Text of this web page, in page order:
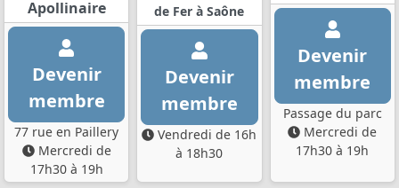
Apollinaire
Devenir
membre
77 rue en Paillery
Mercredi de
17h30 à 19h
de Fer à Saône
Devenir
membre
Vendredi de 16h
à 18h30
Devenir
membre
Passage du parc
Mercredi de
17h30 à 19h